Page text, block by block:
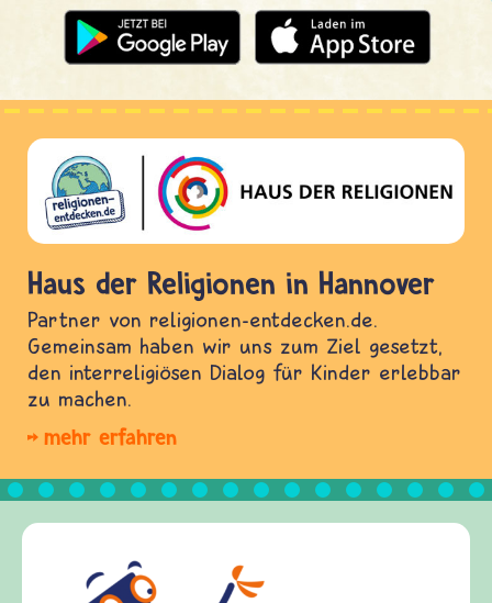
Haus der Religionen in Hannover
Partner von religionen-entdecken.de.
Gemeinsam haben wir uns zum Ziel gesetzt,
den interreligiösen Dialog für Kinder erlebbar
zu machen.
mehr erfahren